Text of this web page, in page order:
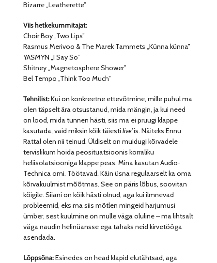
Bizarre „Leatherette”
Viis hetkekummitajat:
Choir Boy „Two Lips”
Rasmus Merivoo & The Marek Tammets „Künna künna”
YASMYN „I Say So”
Shitney „Magnetosphere Shower”
Bel Tempo „Think Too Much”
Tehnilist:Kui on konkreetne ettevõtmine, mille puhul ma
olen täpselt ära otsustanud, mida mängin, ja kui need
on lood, mida tunnen hästi, siis ma ei pruugi klappe
kasutada, vaid miksin kõik täiestilive’is. Näiteks Ennu
Rattal olen nii teinud. Üldiselt on muidugi kõrvadele
tervislikum hoida peosituatsioonis korraliku
heliisolatsiooniga klappe peas. Mina kasutan Audio-
Technica omi. Töötavad. Käin üsna regulaarselt ka oma
kõrvakuulmist mõõtmas. See on päris lõbus, soovitan
kõigile. Siiani on kõik hästi olnud, aga kui ilmnevad
probleemid, eks ma siis mõtlen mingeid harjumusi
ümber, sest kuulmine on mulle väga oluline – ma lihtsalt
väga naudin helinüansse ega tahaks neid kirvetööga
asendada.
Lõppsõna:Esinedes on head klapid elutähtsad, aga